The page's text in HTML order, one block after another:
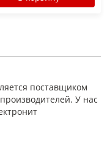
поставщиком
У нас